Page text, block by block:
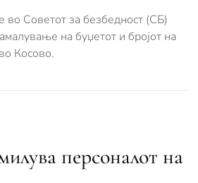
во Советот за безбедност (СБ)
на буџетот и бројот на
Косово.
персоналот на